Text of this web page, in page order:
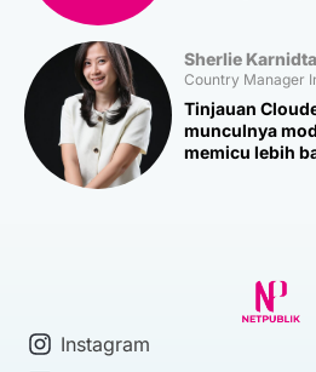
Sherlie Karnidta
Country Manager
Tinjauan
munculnya
memicu lebih
Instagram